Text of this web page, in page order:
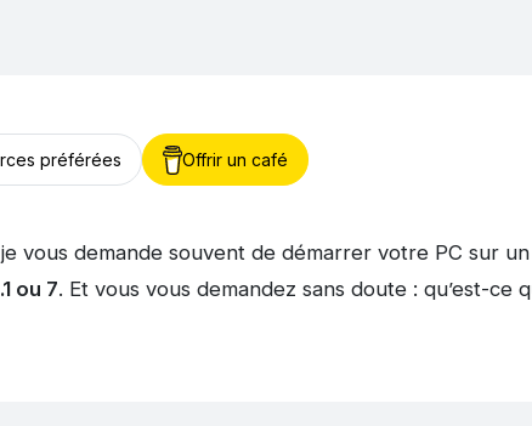
préférées Offrir un café
vous demande souvent de démarrer votre PC sur un
ou 7. Et vous vous demandez sans doute : qu’est-ce